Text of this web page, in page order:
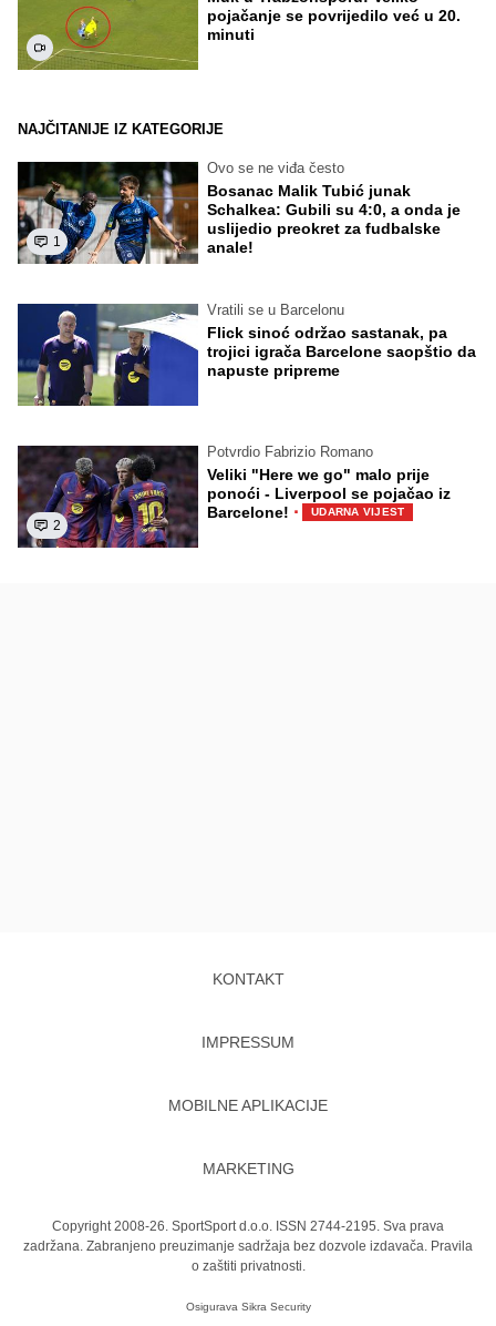
pojačanje se povrijedilo već u 20.
minuti
NAJČITANIJE IZ KATEGORIJE
1
Ovo se ne viđa često
Bosanac Malik Tubić junak
Schalkea: Gubili su 4:0, a onda je
uslijedio preokret za fudbalske
anale!
Vratili se u Barcelonu
Flick sinoć održao sastanak, pa
trojici igrača Barcelone saopštio da
napuste pripreme
2
Potvrdio Fabrizio Romano
Veliki "Here we go" malo prije
ponoći - Liverpool se pojačao iz
Barcelone! · UDARNA VIJEST
KONTAKT
IMPRESSUM
MOBILNE APLIKACIJE
MARKETING
Copyright 2008-26. SportSport d.o.o. ISSN 2744-2195. Sva prava
zadržana. Zabranjeno preuzimanje sadržaja bez dozvole izdavača. Pravila
o zaštiti privatnosti.
Osigurava Sikra Security